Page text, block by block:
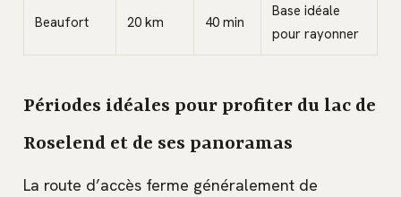
Beaufort 20 km 40 min
Base idéale
pour rayonner
Périodes idéales pour profiter du lac de
Roselend et de ses panoramas
La route d’accès ferme généralement de